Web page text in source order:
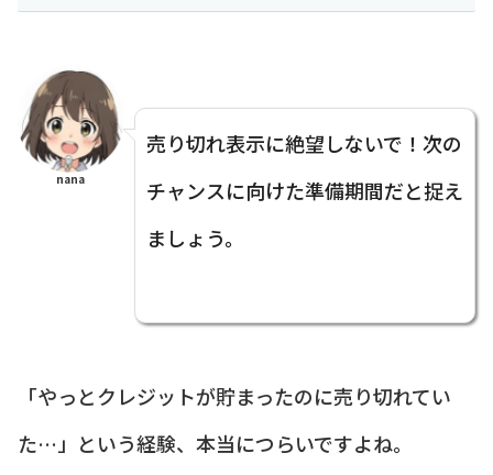
nana
売り切れ表示に絶望しないで！次の
チャンスに向けた準備期間だと捉え
ましょう。
「やっとクレジットが貯まったのに売り切れてい
た…」という経験、本当につらいですよね。